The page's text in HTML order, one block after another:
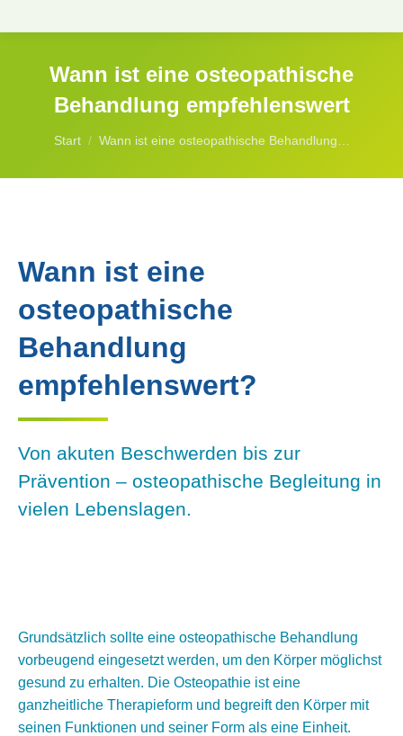
Wann ist eine osteopathische
Behandlung empfehlenswert
Start Wann ist eine osteopathische Behandlung…
Wann ist eine
osteopathische
Behandlung
empfehlenswert?
Von akuten Beschwerden bis zur
Prävention – osteopathische Begleitung in
vielen Lebenslagen.
Grundsätzlich sollte eine osteopathische Behandlung
vorbeugend eingesetzt werden, um den Körper möglichst
gesund zu erhalten. Die Osteopathie ist eine
ganzheitliche Therapieform und begreift den Körper mit
seinen Funktionen und seiner Form als eine Einheit.